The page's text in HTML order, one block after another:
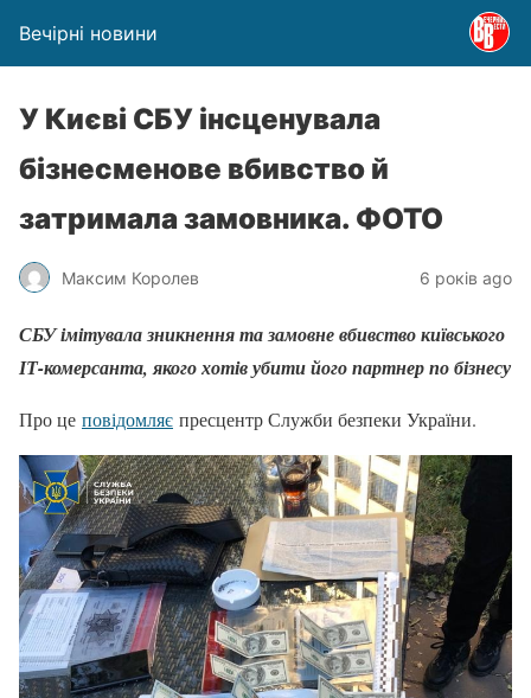
Вечірні новини
У Києві СБУ інсценувала
бізнесменове вбивство й
затримала замовника. ФОТО
Максим Королев 6 років ago
СБУ імітувала зникнення та замовне вбивство київського
ІТ-комерсанта, якого хотів убити його партнер по бізнесу
Про це повідомляє пресцентр Служби безпеки України.